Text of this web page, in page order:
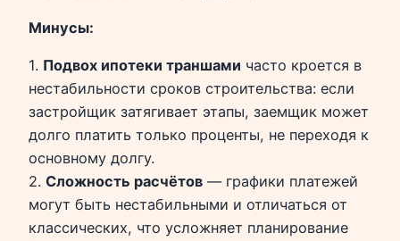
Минусы:
1. Подвох ипотеки траншами часто кроется в
нестабильности сроков строительства: если
застройщик затягивает этапы, заемщик может
долго платить только проценты, не переходя к
основному долгу.
2. Сложность расчётов — графики платежей
могут быть нестабильными и отличаться от
классических, что усложняет планирование